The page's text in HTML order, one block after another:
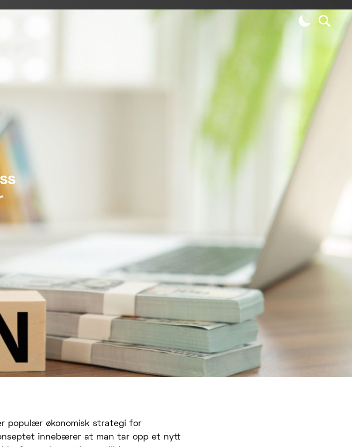
populær økonomisk strategi for
innebærer at man tar opp et nytt